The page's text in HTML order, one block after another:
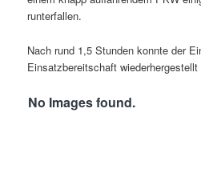
runterfallen.
Nach rund 1,5 Stunden konnte der
Einsatzbereitschaft wiederhergestellt
No Images found.